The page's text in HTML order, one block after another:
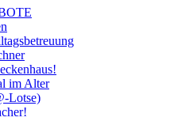
im Alter
Lotse)